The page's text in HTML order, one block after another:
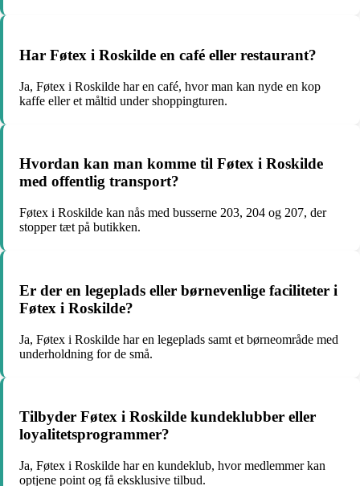
Har Føtex i Roskilde en café eller restaurant?
Ja, Føtex i Roskilde har en café, hvor man kan nyde en kop
kaffe eller et måltid under shoppingturen.
Hvordan kan man komme til Føtex i Roskilde
med offentlig transport?
Føtex i Roskilde kan nås med busserne 203, 204 og 207, der
stopper tæt på butikken.
Er der en legeplads eller børnevenlige faciliteter i
Føtex i Roskilde?
Ja, Føtex i Roskilde har en legeplads samt et børneområde med
underholdning for de små.
Tilbyder Føtex i Roskilde kundeklubber eller
loyalitetsprogrammer?
Ja, Føtex i Roskilde har en kundeklub, hvor medlemmer kan
optjene point og få eksklusive tilbud.